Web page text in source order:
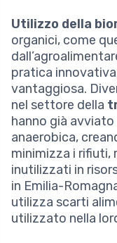
Utilizzo della
organici, come
pratica
vantaggiosa.
nel settore della
hanno già
anaerobica,
minimizza i rifiuti,
inutilizzati in
in Emilia-
utilizza scarti
utilizzato nella